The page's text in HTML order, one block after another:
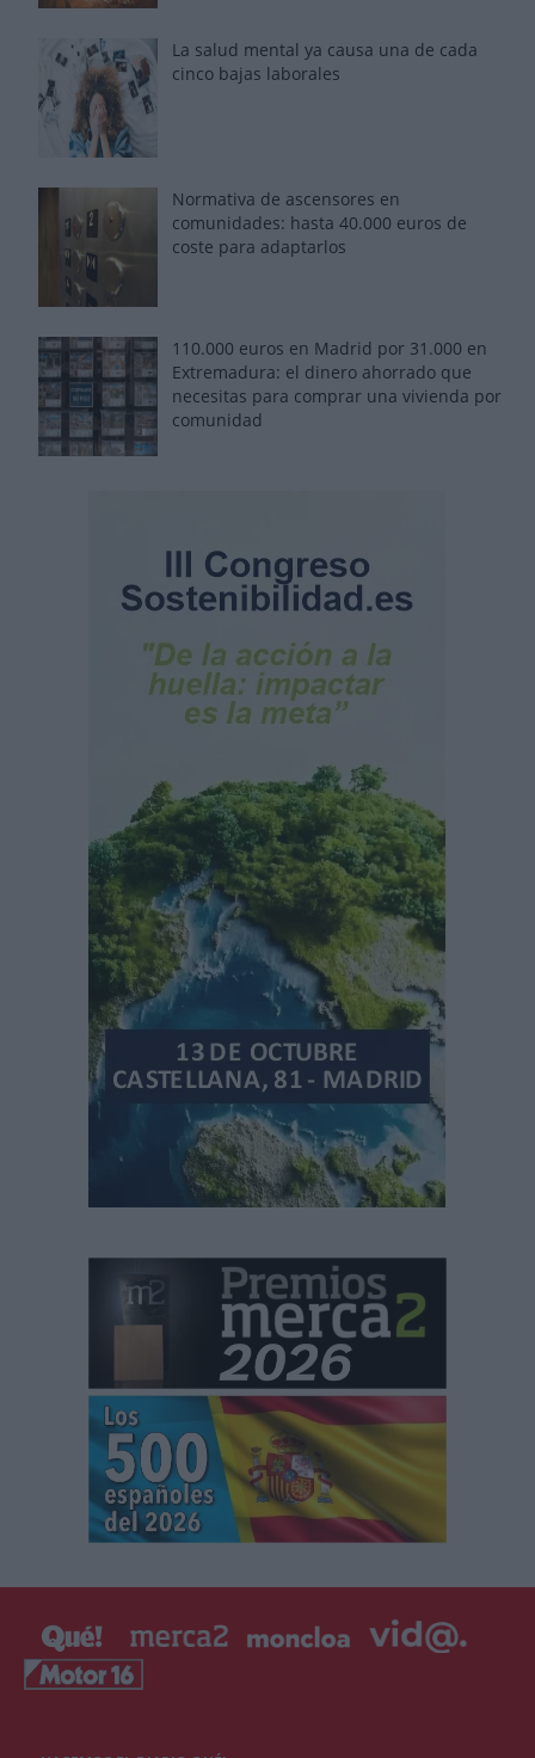
La salud mental ya causa una de cada
cinco bajas laborales
Normativa de ascensores en
comunidades: hasta 40.000 euros de
coste para adaptarlos
110.000 euros en Madrid por 31.000 en
Extremadura: el dinero ahorrado que
necesitas para comprar una vivienda por
comunidad